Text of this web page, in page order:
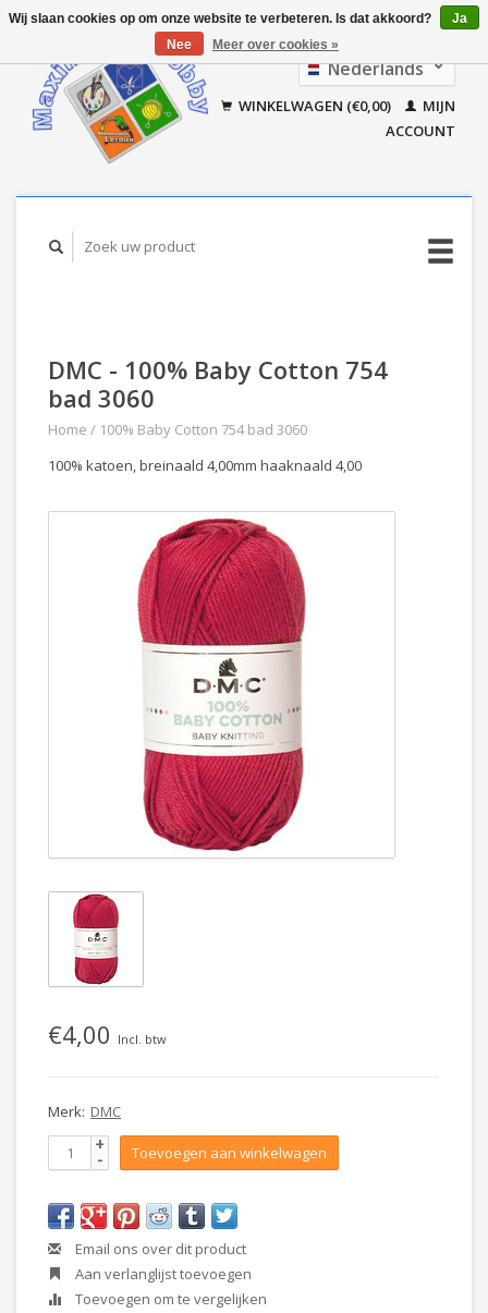
Nederlands
Français
WINKELWAGEN (€0,00)
MIJN
ACCOUNT
DMC - 100% Baby Cotton 754
bad 3060
Home / 100% Baby Cotton 754 bad 3060
100% katoen, breinaald 4,00mm haaknaald 4,00
€4,00 Incl. btw
Merk: DMC
+
- Toevoegen aan winkelwagen
Email ons over dit product
Aan verlanglijst toevoegen
Toevoegen om te vergelijken
Wij slaan cookies op om onze website te verbeteren. Is dat akkoord?
Ja
Nee
Meer over cookies »